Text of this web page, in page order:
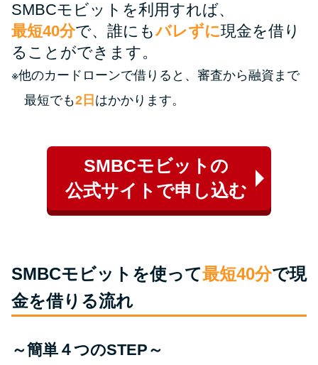
銀行カードローンを選ぶべき4つ
の理由
無利息期間を利用して利息0円で
お金を借りる3つのポイント
種類・特徴別一覧
その他コラム
家賃払えないが強制退去は避け
SMBCモビットを利用すれば、
最短40分で、誰にもバレずに現金を借り
ることができます。
※他のカードローンで借りると、審査から融資まで
最短でも2日 はかかります。
SMBCモビットの
公式サイトで申し込む
SMBCモビットを使って最短40分で現
金を借りる流れ
～簡単４つのSTEP～